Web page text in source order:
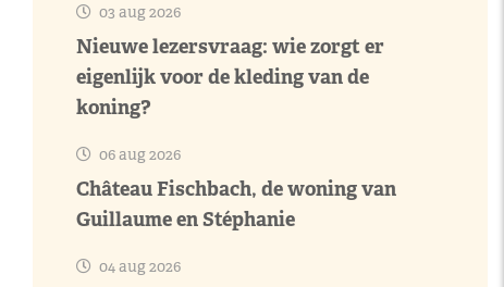
03 aug 2026
Nieuwe lezersvraag: wie zorgt er
eigenlijk voor de kleding van de
koning?
06 aug 2026
Château Fischbach, de woning van
Guillaume en Stéphanie
04 aug 2026